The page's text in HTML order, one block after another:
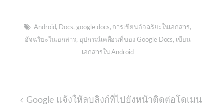
Android, Docs, google docs, การเขียนอัจฉริยะในเอกสาร,
อัจฉริยะในเอกสาร, อุปกรณ์เคลื่อนที่ของ Google Docs, เขียน
เอกสารใน Android
Post
Google แจ้งให้ลบลิงก์ที่ไปยังหน้าติดต่อโดเมน